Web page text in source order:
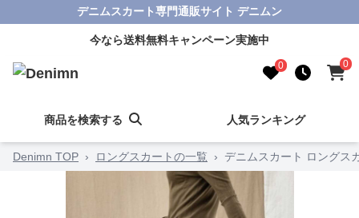
デニムスカート専門通販サイト デニムン
今なら送料無料キャンペーン実施中
0 0
商品を検索する 人気ランキング
Denimn TOP › ロングスカートの一覧 › デニムスカート ロングス